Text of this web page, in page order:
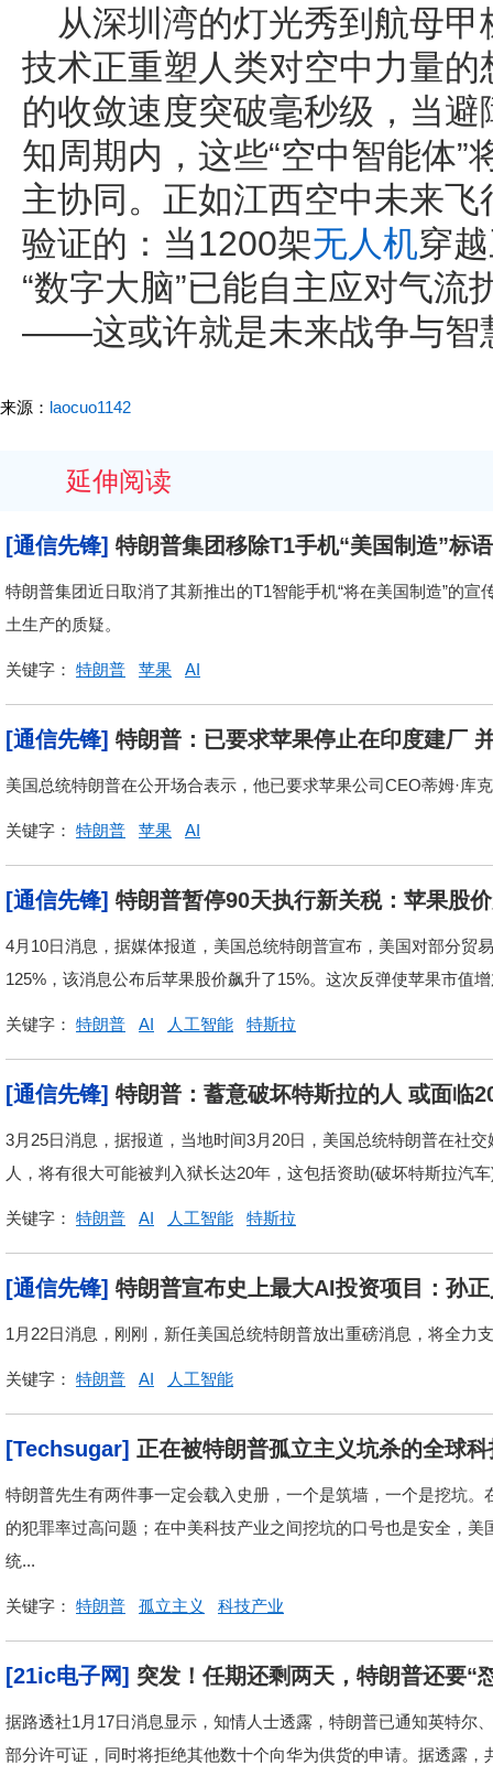
从深圳湾的灯光秀到航母
技术正重塑人类对空中力量
的收敛速度突破毫秒级，当
知周期内，这些“空中智能体”
主协同。正如江西空中未来
验证的：当1200架无人机穿
“数字大脑”已能自主应对气
——这或许就是未来战争与智
来源： laocuo1142
延伸阅读
[通信先锋] 特朗普集团移除T1手机“美国制造”标
特朗普集团近日取消了其新推出的T1智能手机“将在美国制造”的
土生产的质疑。
关键字： 特朗普 苹果 AI
[通信先锋] 特朗普：已要求苹果停止在印度建厂
美国总统特朗普在公开场合表示，他已要求苹果公司CEO蒂姆·库
关键字： 特朗普 苹果 AI
[通信先锋] 特朗普暂停90天执行新关税：苹果股
4月10日消息，据媒体报道，美国总统特朗普宣布，美国对部分贸
125%，该消息公布后苹果股价飙升了15%。这次反弹使苹果市值
关键字： 特朗普 AI 人工智能 特斯拉
[通信先锋] 特朗普：蓄意破坏特斯拉的人 或面临
3月25日消息，据报道，当地时间3月20日，美国总统特朗普在社
人，将有很大可能被判入狱长达20年，这包括资助(破坏特斯拉汽
关键字： 特朗普 AI 人工智能 特斯拉
[通信先锋] 特朗普宣布史上最大AI投资项目：孙
1月22日消息，刚刚，新任美国总统特朗普放出重磅消息，将全力
关键字： 特朗普 AI 人工智能
[Techsugar] 正在被特朗普孤立主义坑杀的全球
特朗普先生有两件事一定会载入史册，一个是筑墙，一个是挖坑
的犯罪率过高问题；在中美科技产业之间挖坑的口号也是安全，
统...
关键字： 特朗普 孤立主义 科技产业
[21ic电子网] 突发！任期还剩两天，特朗普还要“
据路透社1月17日消息显示，知情人士透露，特朗普已通知英特尔
部分许可证，同时将拒绝其他数十个向华为供货的申请。据透露